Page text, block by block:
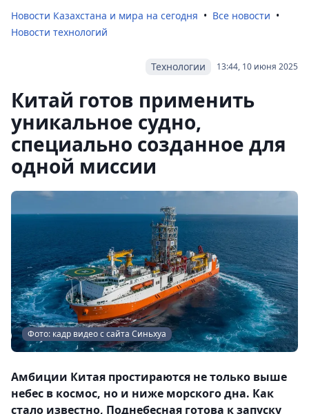
Новости Казахстана и мира на сегодня
Все новости
Новости технологий
13:44, 10 июня 2025
Технологии
Китай готов применить
уникальное судно,
специально созданное для
одной миссии
Фото: кадр видео с сайта Синьхуа
Амбиции Китая простираются не только выше
небес в космос, но и ниже морского дна. Как
стало известно, Поднебесная готова к запуску